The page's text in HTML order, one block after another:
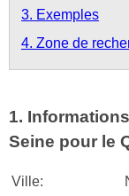
3. Exemples
4. Zone de
1.
Seine pour le
Ville: